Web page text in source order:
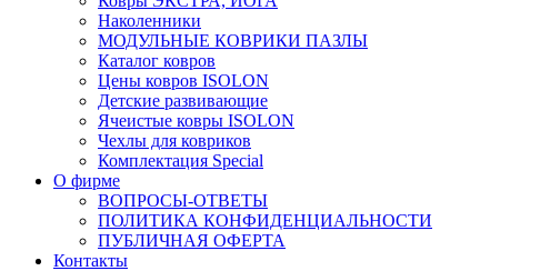
Наколенники
МОДУЛЬНЫЕ КОВРИКИ ПАЗЛЫ
Каталог ковров
Цены ковров ISOLON
Детские развивающие
Ячеистые ковры ISOLON
Чехлы для ковриков
Комплектация Special
О фирме
ВОПРОСЫ-ОТВЕТЫ
ПОЛИТИКА КОНФИДЕНЦИАЛЬНОСТИ
ПУБЛИЧНАЯ ОФЕРТА
Контакты